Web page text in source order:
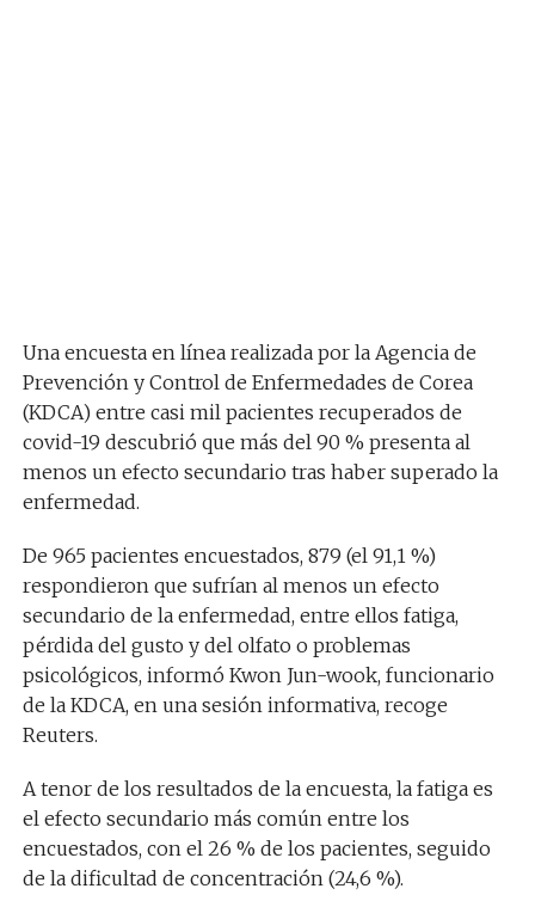
Una encuesta en línea realizada por la Agencia de
Prevención y Control de Enfermedades de Corea
(KDCA) entre casi mil pacientes recuperados de
covid-19 descubrió que más del 90 % presenta al
menos un efecto secundario tras haber superado la
enfermedad.
De 965 pacientes encuestados, 879 (el 91,1 %)
respondieron que sufrían al menos un efecto
secundario de la enfermedad, entre ellos fatiga,
pérdida del gusto y del olfato o problemas
psicológicos, informó Kwon Jun-wook, funcionario
de la KDCA, en una sesión informativa, recoge
Reuters.
A tenor de los resultados de la encuesta, la fatiga es
el efecto secundario más común entre los
encuestados, con el 26 % de los pacientes, seguido
de la dificultad de concentración (24,6 %).